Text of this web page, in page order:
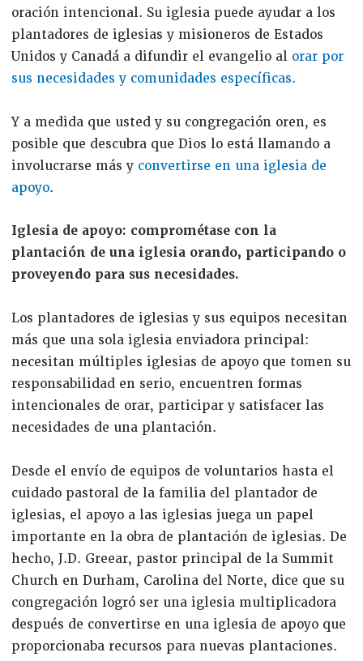
oración intencional. Su iglesia puede ayudar a los
plantadores de iglesias y misioneros de Estados
Unidos y Canadá a difundir el evangelio al orar por
sus necesidades y comunidades específicas.
Y a medida que usted y su congregación oren, es
posible que descubra que Dios lo está llamando a
involucrarse más y convertirse en una iglesia de
apoyo.
Iglesia de apoyo: comprométase con la
plantación de una iglesia orando, participando o
proveyendo para sus necesidades.
Los plantadores de iglesias y sus equipos necesitan
más que una sola iglesia enviadora principal:
necesitan múltiples iglesias de apoyo que tomen su
responsabilidad en serio, encuentren formas
intencionales de orar, participar y satisfacer las
necesidades de una plantación.
Desde el envío de equipos de voluntarios hasta el
cuidado pastoral de la familia del plantador de
iglesias, el apoyo a las iglesias juega un papel
importante en la obra de plantación de iglesias. De
hecho, J.D. Greear, pastor principal de la Summit
Church en Durham, Carolina del Norte, dice que su
congregación logró ser una iglesia multiplicadora
después de convertirse en una iglesia de apoyo que
proporcionaba recursos para nuevas plantaciones.